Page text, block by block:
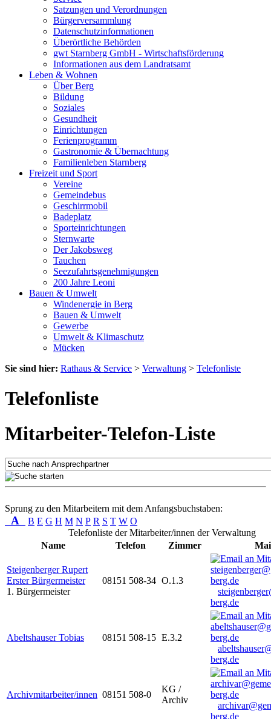
Satzungen und Verordnungen
Bürgerversammlung
Datenschutzinformationen
Überörtliche Behörden
gwt Starnberg GmbH - Wirtschaftsförderung
Informationen aus dem Landratsamt
Leben & Wohnen
Über Berg
Bildung
Soziales
Gesundheit
Einrichtungen
Ferienprogramm
Gastronomie & Übernachtung
Familienleben Starnberg
Freizeit und Sport
Vereine
Gemeindebus
Geschirrmobil
Badeplatz
Sporteinrichtungen
Sternwarte
Der Jakobsweg
Tauchen
Seezufahrtsgenehmigungen
200 Jahre Leoni
Bauen & Umwelt
Windenergie in Berg
Bauen & Umwelt
Gewerbe
Umwelt & Klimaschutz
Mücken
Sie sind hier: Rathaus & Service > Verwaltung > Telefonliste
Telefonliste
Mitarbeiter-Telefon-Liste
Sprung zu den Mitarbeitern mit dem Anfangsbuchstaben:
A B E G H M N P R S T W O
Telefonliste der Mitarbeiter/innen der Verwaltung
Name
Telefon Zimmer
Steigenberger Rupert
Erster Bürgermeister
1. Bürgermeister
08151 508-34 O.1.3
berg.de
Abeltshauser Tobias 08151 508-15 E.3.2
berg.de
Archivmitarbeiter/innen 08151 508-0
KG /
Archiv
berg.de